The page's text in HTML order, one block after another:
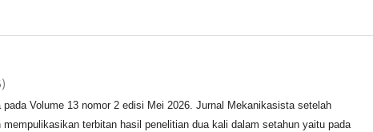
Volume 13 nomor 2 edisi Mei 2026. Jurnal Mekanikasista setelah
mempulikasikan terbitan hasil penelitian dua kali dalam setahun yaitu pada